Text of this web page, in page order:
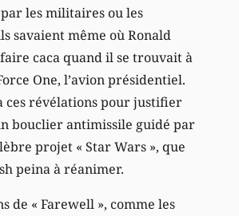
les militaires ou les
savaient même où Ronald
caca quand il se trouvait à
One, l’avion présidentiel.
ces révélations pour justifier
bouclier antimissile guidé par
projet « Star Wars », que
peina à réanimer.
de « Farewell », comme les